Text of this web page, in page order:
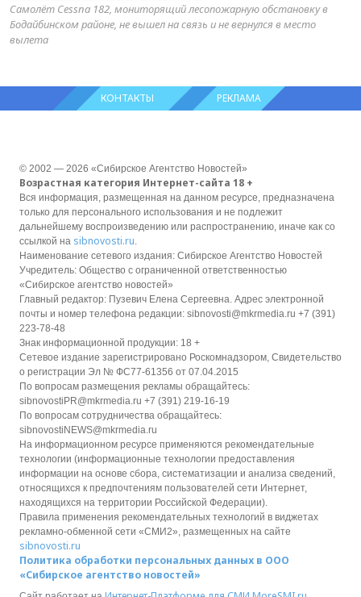
Самолёт Cessna 182, мониторящий лесопожарную обстановку в
Бодайбинском районе, не вышел на связь и не вернулся в место
вылета
КОНТАКТЫ РЕКЛАМА
© 2002 — 2026 «Сибирское Агентство Новостей»
Возрастная категория Интернет-сайта 18 +
Вся информация, размещенная на данном ресурсе, предназначена
только для персонального использования и не подлежит
дальнейшему воспроизведению или распространению, иначе как со
ссылкой на sibnovosti.ru.
Наименование сетевого издания: Сибирское Агентство Новостей
Учредитель: Общество с ограниченной ответственностью
«Сибирское агентство новостей»
Главный редактор: Пузевич Елена Сергеевна. Адрес электронной
почты и номер телефона редакции: sibnovosti@mkrmedia.ru +7 (391)
223-78-48
Знак информационной продукции: 18 +
Сетевое издание зарегистрировано Роскомнадзором, Свидетельство
о регистрации Эл № ФС77-61356 от 07.04.2015
По вопросам размещения рекламы обращайтесь:
sibnovostiPR@mkrmedia.ru +7 (391) 219-16-19
По вопросам сотрудничества обращайтесь:
sibnovostiNEWS@mkrmedia.ru
На информационном ресурсе применяются рекомендательные
технологии (информационные технологии предоставления
информации на основе сбора, систематизации и анализа сведений,
относящихся к предпочтениям пользователей сети Интернет,
находящихся на территории Российской Федерации).
Правила применения рекомендательных технологий в виджетах
рекламно-обменной сети «СМИ2», размещенных на сайте
sibnovosti.ru
Политика обработки персональных данных в ООО
«Сибирское агентство новостей»